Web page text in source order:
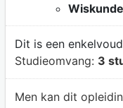
Wiskunde
Dit is een
Studieomvang: 3
Men kan dit